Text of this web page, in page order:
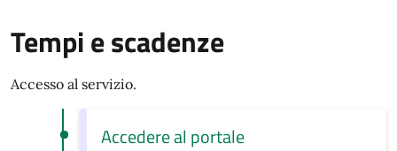
Tempi e scadenze
Accesso al servizio.
Accedere al portale